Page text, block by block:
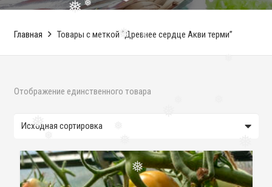
❅
❅
❅
❅
❅
❅
Главная Товары с меткой “Древнее сердце Акви терми”
Отображение единственного товара